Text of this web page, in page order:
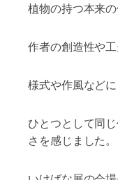
植物の持つ本来
作者の創造性や
様式や作風など
ひとつとして同
さを感じました。